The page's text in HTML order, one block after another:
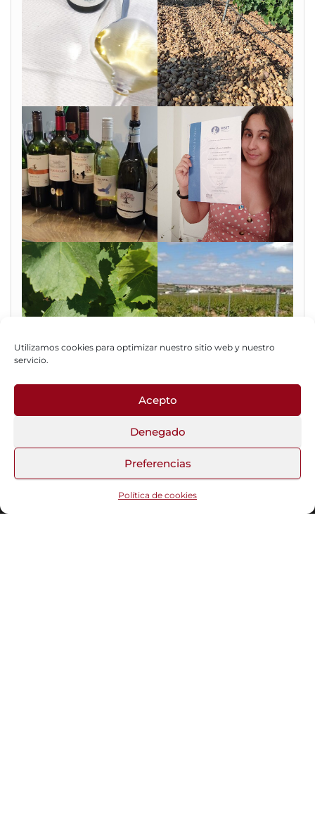
Utilizamos cookies para optimizar nuestro sitio web y nuestro
servicio.
Acepto
Denegado
Preferencias
Política de cookies
Fotos del Blog
Funciona gracias aWordPress |Tema:Head Blog